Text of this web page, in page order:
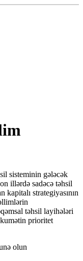
sisteminin gələcək
illərdə sadəcə təhsil
strategiyasının
təhsil layihələri
prioritet
olun